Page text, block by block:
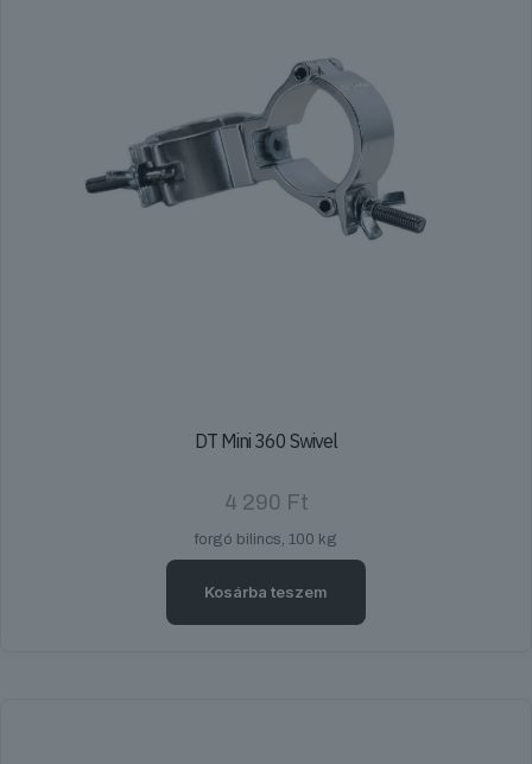
DT Mini 360 Swivel
4 290 Ft
forgó bilincs, 100 kg
Kosárba teszem